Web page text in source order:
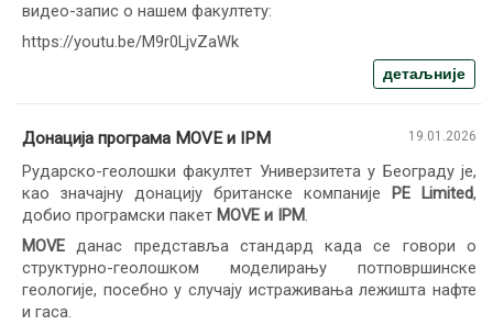
видео-запис о нашем факултету:
https://youtu.be/M9r0LjvZaWk
детаљније
Донација програма MOVE и IPM 19.01.2026
Рударско-геолошки факултет Универзитета у Београду је,
као значајну донацију британске компаније PE Limited,
добио програмски пакет MOVE и IPM.
MOVE данас представља стандард када се говори о
структурно-геолошком моделирању потповршинске
геологије, посебно у случају истраживања лежишта нафте
и гаса.